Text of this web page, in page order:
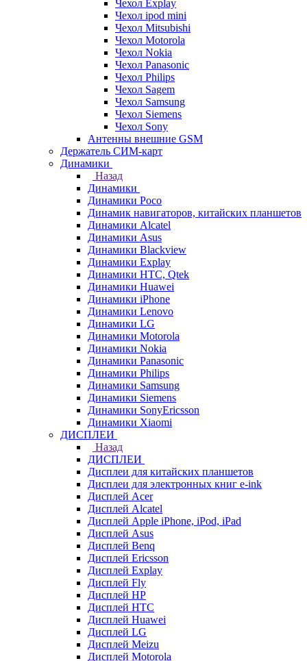
Чехол Explay
Чехол ipod mini
Чехол Mitsubishi
Чехол Motorola
Чехол Nokia
Чехол Panasonic
Чехол Philips
Чехол Sagem
Чехол Samsung
Чехол Siemens
Чехол Sony
Антенны внешние GSM
Держатель СИМ-карт
Динамики
Назад
Динамики
Динамики Poco
Динамик навигаторов, китайских планшетов
Динамики Alcatel
Динамики Asus
Динамики Blackview
Динамики Explay
Динамики HTC, Qtek
Динамики Huawei
Динамики iPhone
Динамики Lenovo
Динамики LG
Динамики Motorola
Динамики Nokia
Динамики Panasonic
Динамики Philips
Динамики Samsung
Динамики Siemens
Динамики SonyEricsson
Динамики Xiaomi
ДИСПЛЕИ
Назад
ДИСПЛЕИ
Дисплеи для китайских планшетов
Дисплеи для электронных книг e-ink
Дисплей Acer
Дисплей Alcatel
Дисплей Apple iPhone, iPod, iPad
Дисплей Asus
Дисплей Benq
Дисплей Ericsson
Дисплей Explay
Дисплей Fly
Дисплей HP
Дисплей HTC
Дисплей Huawei
Дисплей LG
Дисплей Meizu
Дисплей Motorola